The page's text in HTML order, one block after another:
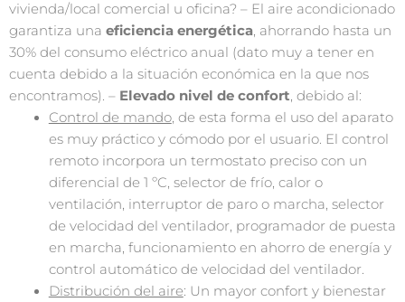
vivienda/local comercial u oficina? – El aire acondicionado
garantiza una eficiencia energética, ahorrando hasta un
30% del consumo eléctrico anual (dato muy a tener en
cuenta debido a la situación económica en la que nos
encontramos). – Elevado nivel de confort, debido al:
Control de mando, de esta forma el uso del aparato
es muy práctico y cómodo por el usuario. El control
remoto incorpora un termostato preciso con un
diferencial de 1 ºC, selector de frío, calor o
ventilación, interruptor de paro o marcha, selector
de velocidad del ventilador, programador de puesta
en marcha, funcionamiento en ahorro de energía y
control automático de velocidad del ventilador.
Distribución del aire: Un mayor confort y bienestar